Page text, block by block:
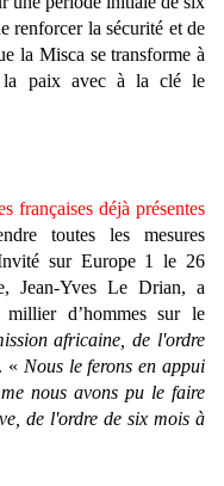
renforcer la sécurité et de
la Misca se transforme à
la paix avec à la clé le
françaises déjà présentes
toutes les mesures
sur Europe 1 le 26
Jean-Yves Le Drian, a
millier d’hommes sur le
africaine, de l'ordre
« Nous le ferons en appui
nous avons pu le faire
de l'ordre de six mois à